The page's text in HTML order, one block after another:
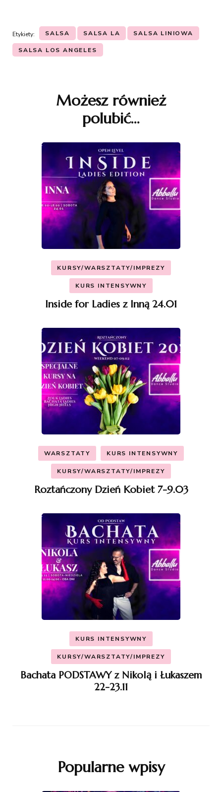
Etykiety: SALSA SALSA LA SALSA LINIOWA
SALSA LOS ANGELES
Możesz również
polubić…
KURSY/WARSZTATY/IMPREZY
KURS INTENSYWNY
Inside for Ladies z Inną 24.01
WARSZTATY KURS INTENSYWNY
KURSY/WARSZTATY/IMPREZY
Roztańczony Dzień Kobiet 7-9.03
KURS INTENSYWNY
KURSY/WARSZTATY/IMPREZY
Bachata PODSTAWY z Nikolą i Łukaszem
22-23.11
Popularne wpisy